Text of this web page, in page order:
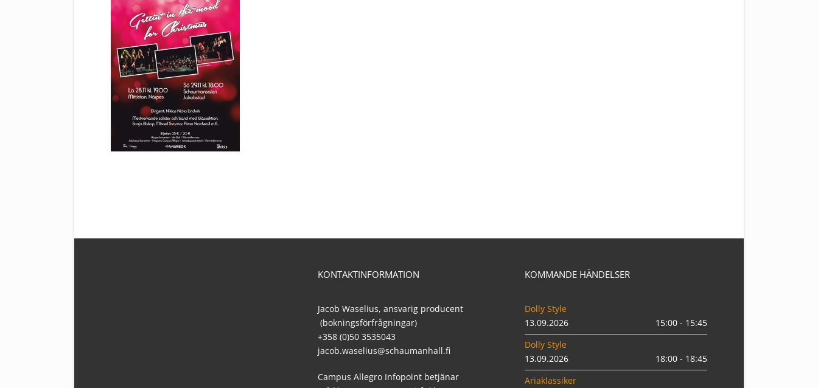
KONTAKTINFORMATION
Jacob Waselius, ansvarig producent
(bokningsförfrågningar)
+358 (0)50 3535043
jacob.waselius@schaumanhall.fi
Campus Allegro Infopoint betjänar
KOMMANDE HÄNDELSER
Dolly Style
13.09.2026
15:00 - 15:45
Dolly Style
13.09.2026
18:00 - 18:45
Ariaklassiker